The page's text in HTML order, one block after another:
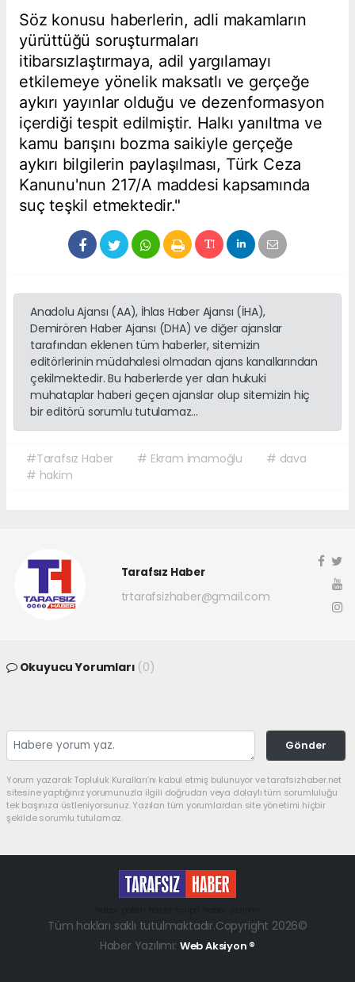
Söz konusu haberlerin, adli makamların
yürüttüğü soruşturmaları
itibarsızlaştırmaya, adil yargılamayı
etkilemeye yönelik maksatlı ve gerçeğe
aykırı yayınlar olduğu ve dezenformasyon
içerdiği tespit edilmiştir. Halkı yanıltma ve
kamu barışını bozma saikiyle gerçeğe
aykırı bilgilerin paylaşılması, Türk Ceza
Kanunu'nun 217/A maddesi kapsamında
suç teşkil etmektedir."
Anadolu Ajansı (AA), İhlas Haber Ajansı (İHA),
Demirören Haber Ajansı (DHA) ve diğer ajanslar
tarafından eklenen tüm haberler, sitemizin
editörlerinin müdahalesi olmadan ajans kanallarından
çekilmektedir. Bu haberlerde yer alan hukuki
muhataplar haberi geçen ajanslar olup sitemizin hiç
bir editörü sorumlu tutulamaz...
#Tarafsız Haber # Ekram imamoğlu
# dava
# hakim
Tarafsız Haber
trtarafsizhaber@gmail.com
Okuyucu Yorumları (0)
Gönder
Yorum yazarak Topluluk Kuralları’nı kabul etmiş bulunuyor ve tarafsizhaber.net
sitesine yaptığınız yorumunuzla ilgili doğrudan veya dolaylı tüm sorumluluğu
tek başınıza üstleniyorsunuz. Yazılan tüm yorumlardan site yönetimi hiçbir
şekilde sorumlu tutulamaz.
Tüm hakları saklı tutulmaktadır.Copyright 2026©
Haber Yazılımı: Web Aksiyon ®